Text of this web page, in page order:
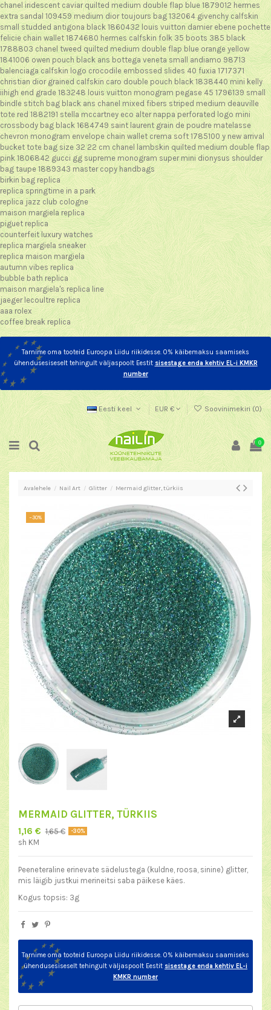
chanel iridescent caviar quilted medium double flap blue 1879012 hermes
extra sandal 109459 medium dior toujours bag 132064 givenchy calfskin
small studded antigona black 1860432 louis vuitton damier ebene pochette
felicie chain wallet 1874680 hermes calfskin folk 35 boots 385 black
1788803 chanel tweed quilted medium double flap blue orange yellow
1841006 owen pouch black ans bottega veneta small andiamo 98713
balenciaga calfskin logo crocodile embossed slides 40 fuxia 1717371
christian dior grained calfskin caro double pouch black 1838440 mini kelly
iihigh end grade 183248 louis vuitton monogram pegase 45 1796139 small
bindle stitch bag black ans chanel mixed fibers striped medium deauville
tote red 1882191 stella mccartney eco alter nappa perforated logo mini
crossbody bag black 1684749 saint laurent grain de poudre matelasse
chevron monogram envelope chain wallet crema soft 1785100 y new arrival
bucket tote bag size 32 22 cm chanel lambskin quilted medium double flap
pink 1806842 gucci gg supreme monogram super mini dionysus shoulder
bag taupe 1889343 master copy handbags
birkin bag replica
replica springtime in a park
replica jazz club cologne
maison margiela replica
piguet replica
counterfeit luxury watches
replica margiela sneaker
replica maison margiela
autumn vibes replica
bubble bath replica
maison margiela's replica line
jaeger lecoultre replica
aaa rolex
coffee break replica
Tarnime oma tooteid Euroopa Liidu riikidesse. 0% käibemaksu saamiseks
ühendusesiseselt tehingult väljaspoolt Eestit sisestage enda kehtiv EL-i KMKR
number
Eesti keel EUR € Soovinimekiri (0)
0
Avalehele Nail Art Glitter Mermaid glitter, türkiis
−30%
MERMAID GLITTER, TÜRKIIS
1,16 € 1,65 € -30%
sh KM
Peeneteraline erinevate sädelustega (kuldne, roosa, sinine) glitter,
mis läigib justkui merineitsi saba päikese käes.
Kogus topsis: 3g
Tarnime oma tooteid Euroopa Liidu riikidesse. 0% käibemaksu saamiseks
ühendusesiseselt tehingult väljaspoolt Eestit sisestage enda kehtiv EL-i
KMKR number